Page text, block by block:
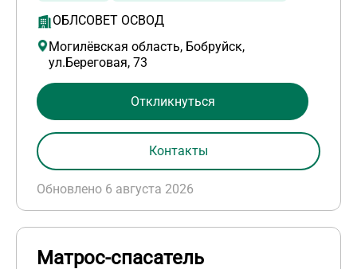
ОБЛСОВЕТ ОСВОД
Могилёвская область, Бобруйск,
ул.Береговая, 73
Обновлено 6 августа 2026
Откликнуться
Контакты
Матрос-спасатель